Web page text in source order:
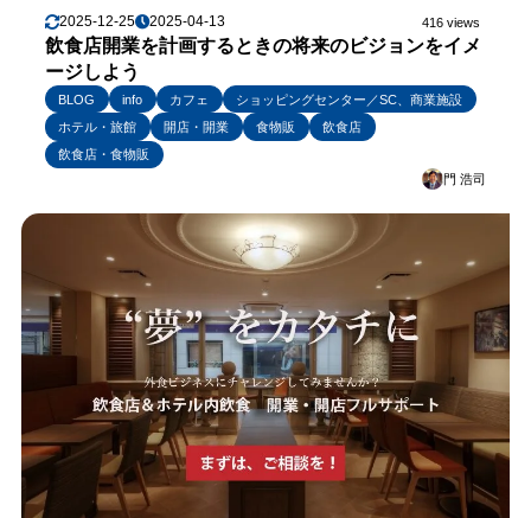
2025-12-25 2025-04-13 416 views
飲食店開業を計画するときの将来のビジョンをイメ
ージしよう
BLOG info カフェ
ショッピングセンター／SC、商業施設
ホテル・旅館
開店・開業 食物販
飲食店
飲食店・食物販
門 浩司